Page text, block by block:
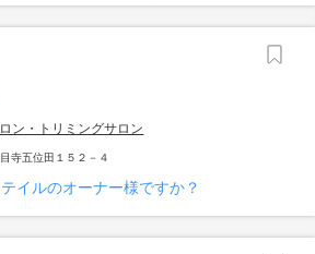
ン・トリミングサロン
寺五位田１５２－４
イルのオーナー様ですか？